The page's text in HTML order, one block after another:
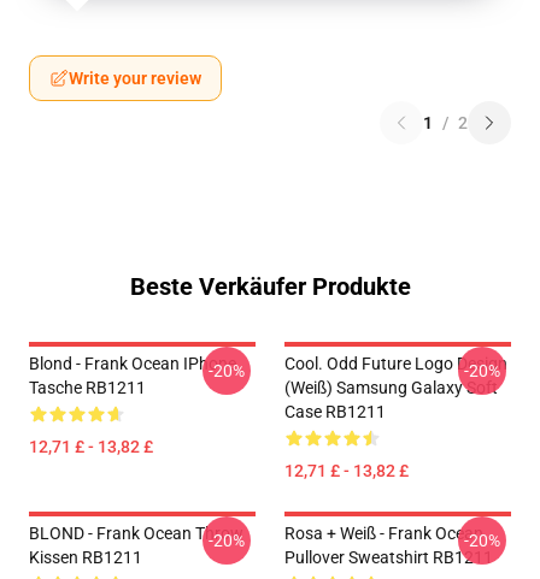
Write your review
1 / 2
Beste Verkäufer Produkte
Blond - Frank Ocean IPhone
Tasche RB1211
12,71 £ - 13,82 £
-20%
Cool. Odd Future Logo Design
(weiß) Samsung Galaxy Soft
Case RB1211
12,71 £ - 13,82 £
-20%
BLOND - Frank Ocean Throw
Kissen RB1211
-20%
Rosa + Weiß - Frank Ocean
Pullover Sweatshirt RB1211
-20%